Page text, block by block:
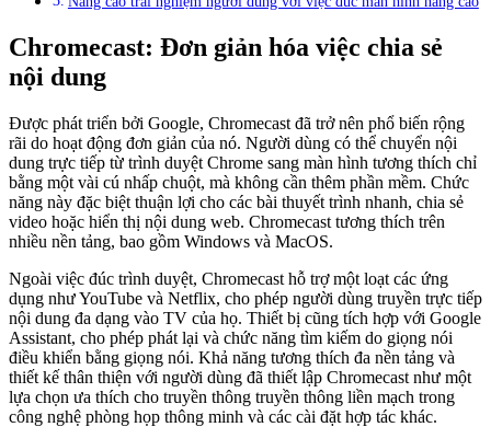
Chromecast: Đơn giản hóa việc chia sẻ
nội dung
Được phát triển bởi Google, Chromecast đã trở nên phổ biến rộng
rãi do hoạt động đơn giản của nó. Người dùng có thể chuyển nội
dung trực tiếp từ trình duyệt Chrome sang màn hình tương thích chỉ
bằng một vài cú nhấp chuột, mà không cần thêm phần mềm. Chức
năng này đặc biệt thuận lợi cho các bài thuyết trình nhanh, chia sẻ
video hoặc hiển thị nội dung web. Chromecast tương thích trên
nhiều nền tảng, bao gồm Windows và MacOS.
Ngoài việc đúc trình duyệt, Chromecast hỗ trợ một loạt các ứng
dụng như YouTube và Netflix, cho phép người dùng truyền trực tiếp
nội dung đa dạng vào TV của họ. Thiết bị cũng tích hợp với Google
Assistant, cho phép phát lại và chức năng tìm kiếm do giọng nói
điều khiển bằng giọng nói. Khả năng tương thích đa nền tảng và
thiết kế thân thiện với người dùng đã thiết lập Chromecast như một
lựa chọn ưa thích cho truyền thông truyền thông liền mạch trong
công nghệ phòng họp thông minh và các cài đặt hợp tác khác.